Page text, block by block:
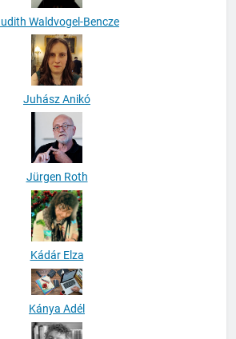
Judith Waldvogel-Bencze
Juhász Anikó
Jürgen Roth
Kádár Elza
Kánya Adél